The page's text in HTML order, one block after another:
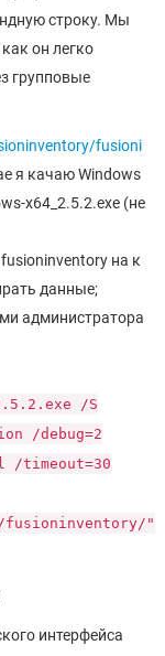
строку. Мы
он легко
групповые
fusioni
я качаю Windows
x64_2.5.2.exe (не
на к
данные;
администратора
/S
/debug=2
/timeout=30
"
интерфейса